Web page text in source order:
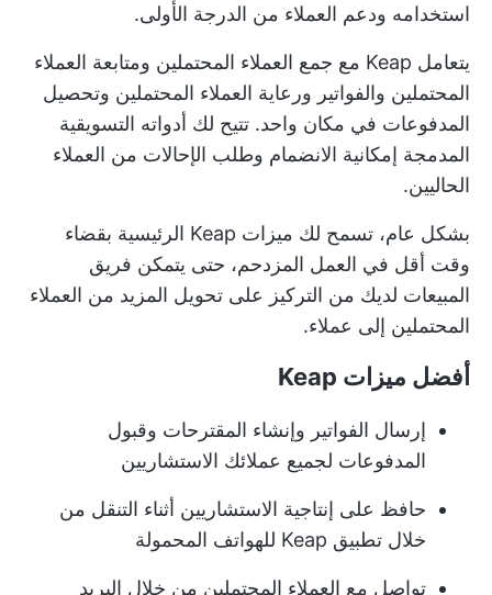
استخدامه ودعم العملاء من الدرجة الأولى.
يتعامل Keap مع جمع العملاء المحتملين ومتابعة العملاء
المحتملين والفواتير ورعاية العملاء المحتملين وتحصيل
المدفوعات في مكان واحد. تتيح لك أدواته التسويقية
المدمجة إمكانية الانضمام وطلب الإحالات من العملاء
الحاليين.
بشكل عام، تسمح لك ميزات Keap الرئيسية بقضاء
وقت أقل في العمل المزدحم، حتى يتمكن فريق
المبيعات لديك من التركيز على تحويل المزيد من العملاء
المحتملين إلى عملاء.
أفضل ميزات Keap
إرسال الفواتير وإنشاء المقترحات وقبول
المدفوعات لجميع عملائك الاستشاريين
حافظ على إنتاجية الاستشاريين أثناء التنقل من
خلال تطبيق Keap للهواتف المحمولة
تواصل مع العملاء المحتملين من خلال البريد